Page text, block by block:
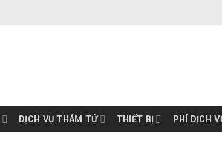
DỊCH VỤ THÁM TỬ THIẾT BỊ PHÍ DỊCH